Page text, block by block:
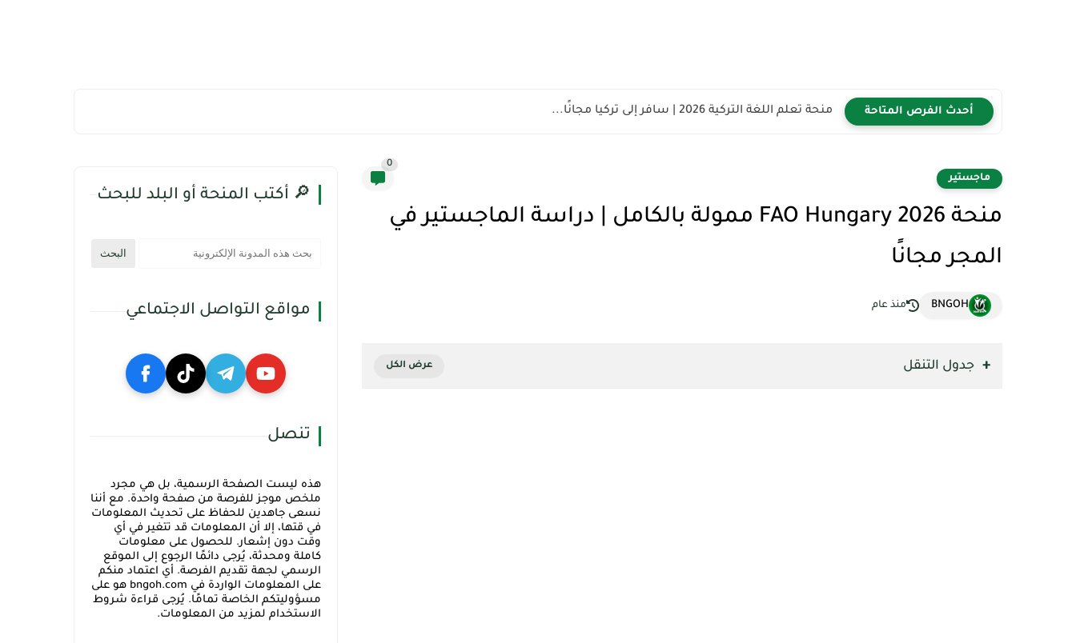
أحدث الفرص المتاحة منحة تعلم اللغة التركية 2026 | سافر إلى تركيا مجانًا...
ماجستير
0
منحة FAO Hungary 2026 ممولة بالكامل | دراسة الماجستير في
المجر مجانًا
BNGOH منذ عام
جدول التنقل
🔎 أكتب المنحة أو البلد للبحث
مواقع التواصل الاجتماعي
تنصل
هذه ليست الصفحة الرسمية، بل هي مجرد
ملخص موجز للفرصة من صفحة واحدة. مع أننا
نسعى جاهدين للحفاظ على تحديث المعلومات
في قتها، إلا أن المعلومات قد تتغير في أي
وقت دون إشعار. للحصول على معلومات
كاملة ومحدثة، يُرجى دائمًا الرجوع إلى الموقع
الرسمي لجهة تقديم الفرصة. أي اعتماد منكم
على المعلومات الواردة في bngoh.com هو على
مسؤوليتكم الخاصة تمامًا. يُرجى قراءة شروط
الاستخدام لمزيد من المعلومات.